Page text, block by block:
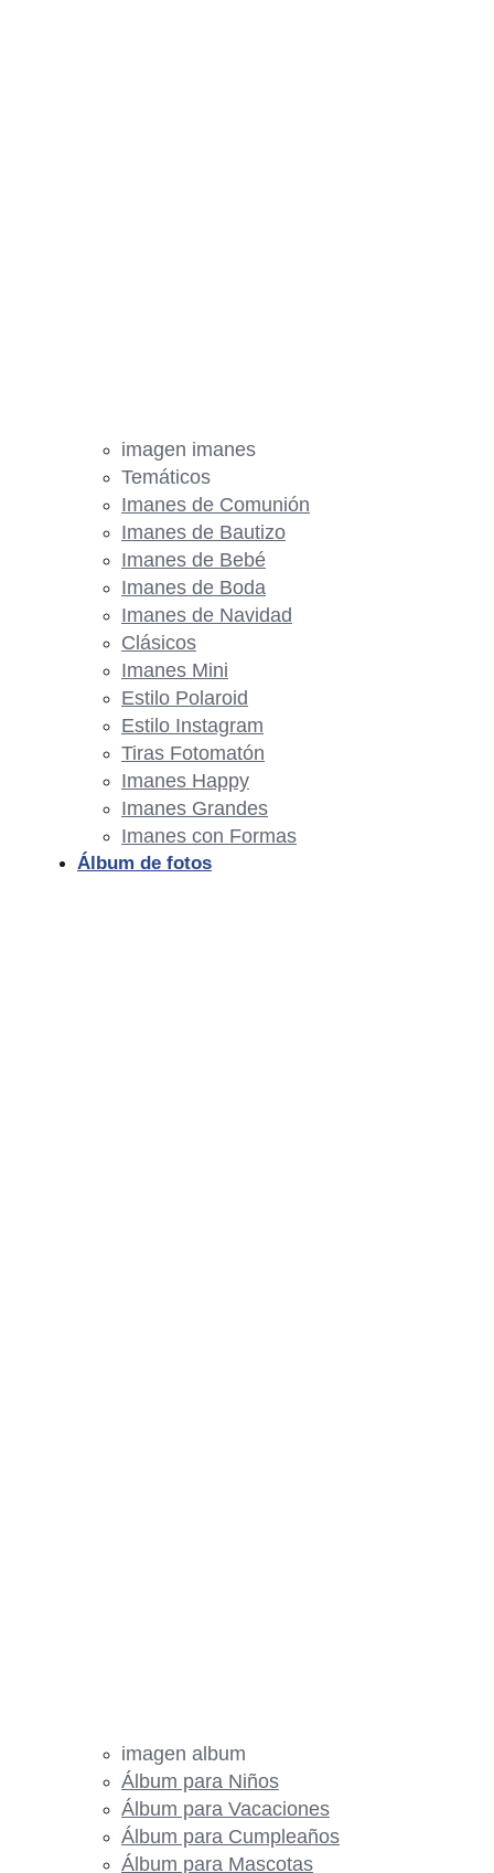
imagen imanes
Temáticos
Imanes de Comunión
Imanes de Bautizo
Imanes de Bebé
Imanes de Boda
Imanes de Navidad
Clásicos
Imanes Mini
Estilo Polaroid
Estilo Instagram
Tiras Fotomatón
Imanes Happy
Imanes Grandes
Imanes con Formas
Álbum de fotos
imagen album
Álbum para Niños
Álbum para Vacaciones
Álbum para Cumpleaños
Álbum para Mascotas